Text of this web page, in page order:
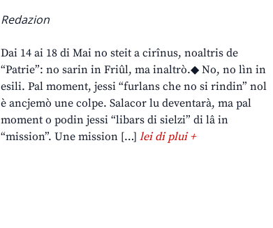
Redazion
Dai 14 ai 18 di Mai no steit a cirînus, noaltris de
“Patrie”: no sarin in Friûl, ma inaltrò.◆ No, no lìn in
esili. Pal moment, jessi “furlans che no si rindin” nol
è ancjemò une colpe. Salacor lu deventarà, ma pal
moment o podin jessi “libars di sielzi” di lâ in
“mission”. Une mission […] lei di plui +